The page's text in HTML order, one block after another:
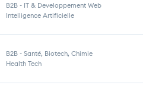
B2B - IT & Developpement Web
Intelligence Artificielle
B2B - Santé, Biotech, Chimie
Health Tech